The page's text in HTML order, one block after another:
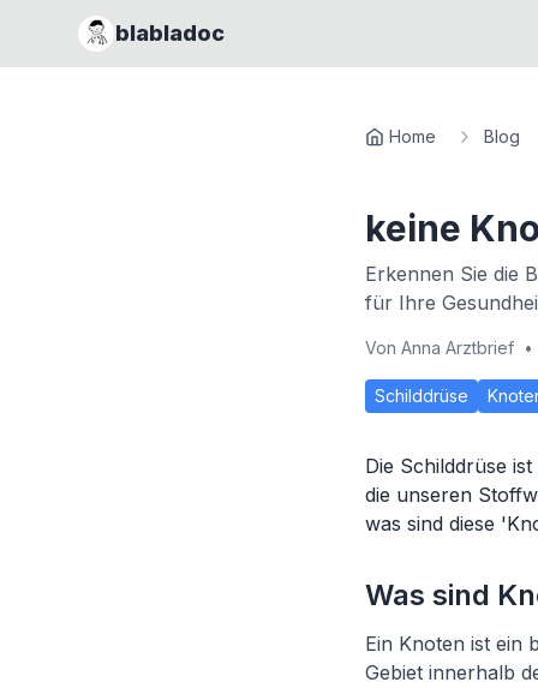
blabladoc
Home Blog
keine
Erkennen Sie die
für Ihre
Von Anna Arztbrief •
Schilddrüse
Die Schilddrüse
die unseren
was sind diese
Was sind
Ein Knoten ist ein
Gebiet innerhalb